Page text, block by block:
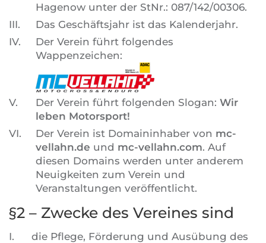
Hagenow unter der StNr.: 087/142/00306.
III.
Das Geschäftsjahr ist das Kalenderjahr.
IV.
Der Verein führt folgendes
Wappenzeichen:
V. Der Verein führt folgenden Slogan: Wir
leben Motorsport!
VI.
Der Verein ist Domaininhaber von mc-
vellahn.de und mc-vellahn.com. Auf
diesen Domains werden unter anderem
Neuigkeiten zum Verein und
Veranstaltungen veröffentlicht.
§2 – Zwecke des Vereines sind
I.
die Pflege, Förderung und Ausübung des